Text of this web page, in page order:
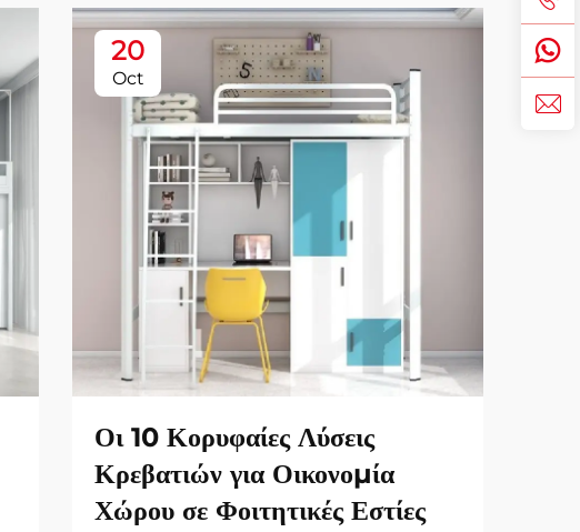
20
Oct
Οι 10 Κορυφαίες Λύσεις
Κρεβατιών για Οικονομία
Χώρου σε Φοιτητικές Εστίες